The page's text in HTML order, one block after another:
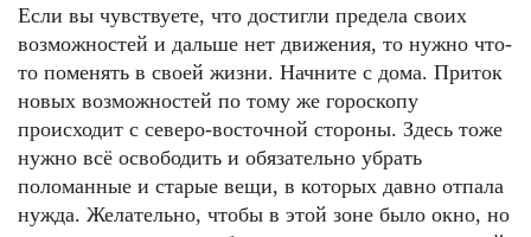
Если вы чувствуете, что достигли предела своих
возможностей и дальше нет движения, то нужно что-
то поменять в своей жизни. Начните с дома. Приток
новых возможностей по тому же гороскопу
происходит с северо-восточной стороны. Здесь тоже
нужно всё освободить и обязательно убрать
поломанные и старые вещи, в которых давно отпала
нужда. Желательно, чтобы в этой зоне было окно, но